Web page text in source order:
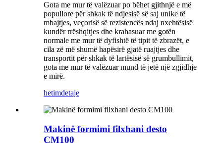
Gota me mur të valëzuar po bëhet gjithnjë e më
popullore për shkak të ndjesisë së saj unike të
mbajtjes, veçorisë së rezistencës ndaj nxehtësisë
kundër rrëshqitjes dhe krahasuar me gotën
normale me mur të dyfishtë të tipit të zbrazët, e
cila zë më shumë hapësirë ​​gjatë ruajtjes dhe
transportit për shkak të lartësisë së grumbullimit,
gota me mur të valëzuar mund të jetë një zgjidhje
e mirë.
hetimdetaje
Makinë formimi filxhani desto
CM100